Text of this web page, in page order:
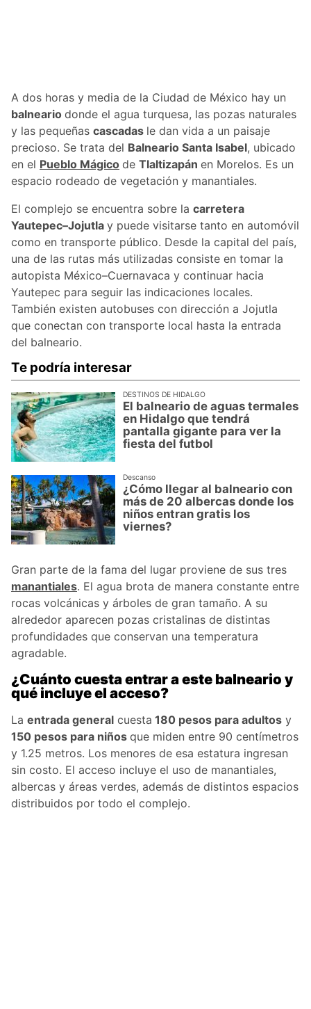
A dos horas y media de la Ciudad de México hay un
balneario donde el agua turquesa, las pozas naturales
y las pequeñas cascadas le dan vida a un paisaje
precioso. Se trata del Balneario Santa Isabel, ubicado
en el Pueblo Mágico de Tlaltizapán en Morelos. Es un
espacio rodeado de vegetación y manantiales.
El complejo se encuentra sobre la carretera
Yautepec–Jojutla y puede visitarse tanto en automóvil
como en transporte público. Desde la capital del país,
una de las rutas más utilizadas consiste en tomar la
autopista México–Cuernavaca y continuar hacia
Yautepec para seguir las indicaciones locales.
También existen autobuses con dirección a Jojutla
que conectan con transporte local hasta la entrada
del balneario.
Te podría interesar
DESTINOS DE HIDALGO
El balneario de aguas termales
en Hidalgo que tendrá
pantalla gigante para ver la
fiesta del futbol
Descanso
¿Cómo llegar al balneario con
más de 20 albercas donde los
niños entran gratis los
viernes?
Gran parte de la fama del lugar proviene de sus tres
manantiales. El agua brota de manera constante entre
rocas volcánicas y árboles de gran tamaño. A su
alrededor aparecen pozas cristalinas de distintas
profundidades que conservan una temperatura
agradable.
¿Cuánto cuesta entrar a este balneario y
qué incluye el acceso?
La entrada general cuesta 180 pesos para adultos y
150 pesos para niños que miden entre 90 centímetros
y 1.25 metros. Los menores de esa estatura ingresan
sin costo. El acceso incluye el uso de manantiales,
albercas y áreas verdes, además de distintos espacios
distribuidos por todo el complejo.